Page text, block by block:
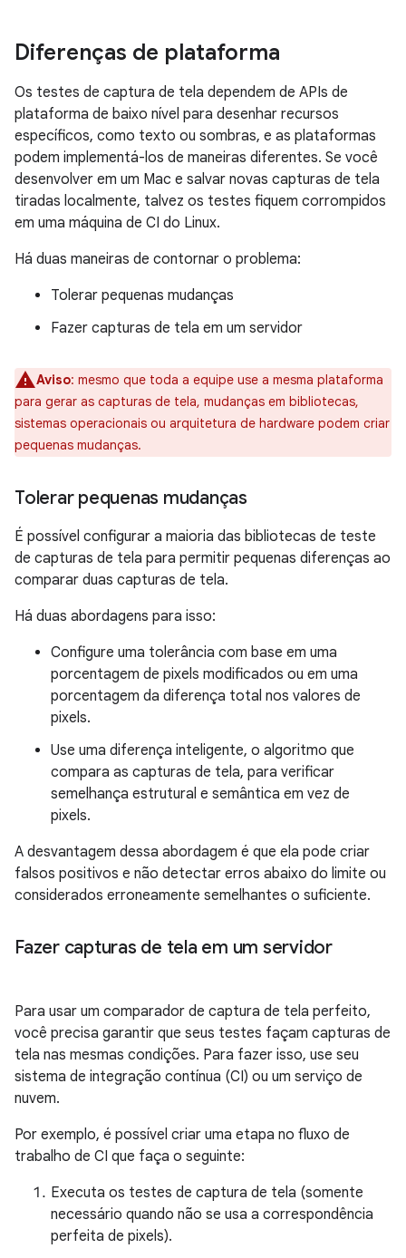
Diferenças de plataforma
Os testes de captura de tela dependem de APIs de
plataforma de baixo nível para desenhar recursos
específicos, como texto ou sombras, e as plataformas
podem implementá-los de maneiras diferentes. Se você
desenvolver em um Mac e salvar novas capturas de tela
tiradas localmente, talvez os testes fiquem corrompidos
em uma máquina de CI do Linux.
Há duas maneiras de contornar o problema:
Tolerar pequenas mudanças
Fazer capturas de tela em um servidor
Aviso: mesmo que toda a equipe use a mesma plataforma
para gerar as capturas de tela, mudanças em bibliotecas,
sistemas operacionais ou arquitetura de hardware podem criar
pequenas mudanças.
Tolerar pequenas mudanças
É possível configurar a maioria das bibliotecas de teste
de capturas de tela para permitir pequenas diferenças ao
comparar duas capturas de tela.
Há duas abordagens para isso:
Configure uma tolerância com base em uma
porcentagem de pixels modificados ou em uma
porcentagem da diferença total nos valores de
pixels.
Use uma diferença inteligente, o algoritmo que
compara as capturas de tela, para verificar
semelhança estrutural e semântica em vez de
pixels.
A desvantagem dessa abordagem é que ela pode criar
falsos positivos e não detectar erros abaixo do limite ou
considerados erroneamente semelhantes o suficiente.
Fazer capturas de tela em um servidor
Para usar um comparador de captura de tela perfeito,
você precisa garantir que seus testes façam capturas de
tela nas mesmas condições. Para fazer isso, use seu
sistema de integração contínua (CI) ou um serviço de
nuvem.
Por exemplo, é possível criar uma etapa no fluxo de
trabalho de CI que faça o seguinte:
Executa os testes de captura de tela (somente
necessário quando não se usa a correspondência
perfeita de pixels).